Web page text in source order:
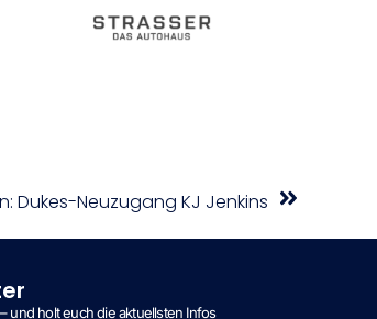
Dukes-Neuzugang KJ Jenkins
und holt euch die aktuellsten Infos